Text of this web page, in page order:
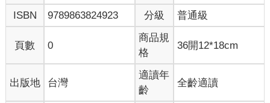
ISBN
9789863824923 分級 普通級
頁數 0
商品規
格
36開12*18cm
出版地 台灣
適讀年
齡
全齡適讀